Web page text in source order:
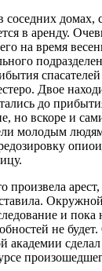
домах,
в аренду.
на время
Двое
до
но вскоре и
молодым
произвела
и пока
не
академии